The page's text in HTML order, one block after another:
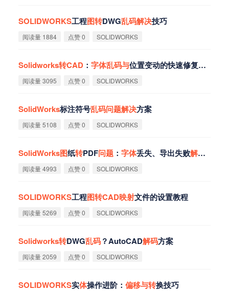
SOLIDWORKS工程图转DWG乱码解决技巧
阅读量 1884 点赞 0 SOLIDWORKS
Solidworks转CAD ： 字体乱码与位置变动的快速修复方法
阅读量 3095 点赞 0 SOLIDWORKS
SolidWorks标注符号乱码问题解决方案
阅读量 5108 点赞 0 SOLIDWORKS
SolidWorks图纸转PDF问题 ： 字体丢失、导出失败解决
阅读量 4993 点赞 0 SOLIDWORKS
SOLIDWORKS工程图转CAD映射文件的设置教程
阅读量 5269 点赞 0 SOLIDWORKS
Solidworks转DWG乱码？AutoCAD解码方案
阅读量 2059 点赞 0 SOLIDWORKS
SOLIDWORKS实体操作进阶： 偏移与转换技巧